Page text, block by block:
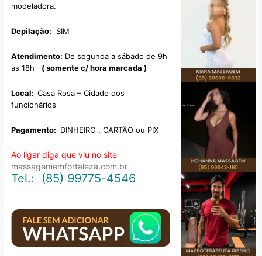
modeladora.
Depilação: SIM
Atendimento: De segunda a sábado de 9h
às 18h ( somente c/ hora marcada )
Local: Casa Rosa – Cidade dos
funcionários
Pagamento: DINHEIRO , CARTÃO ou PIX
Ao ligar diga que viu no site
massagememfortaleza.com.br
Tel.: (85) 99775-4546